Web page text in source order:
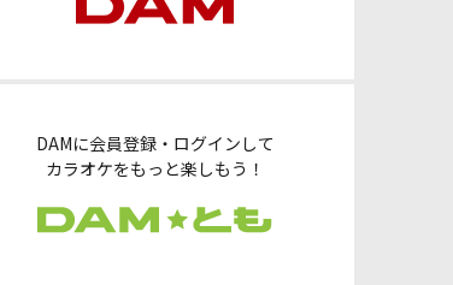
DAMに会員登録・ログインして
カラオケをもっと楽しもう！